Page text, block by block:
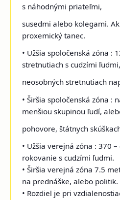
s náhodnými priateľmi,
susedmi alebo kolegami.
proxemický tanec.
• Užšia spoločenská zóna :
stretnutiach s cudzími
neosobných stretnutiach
• Širšia spoločenská zóna :
menšiou skupinou ľudí,
pohovore, štátnych
• Užšia verejná zóna : 370
rokovanie s cudzími ľudmi.
• Širšia verejná zóna 7.5
na prednáške, alebo politik.
• Rozdiel je pri